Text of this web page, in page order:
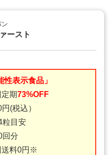
ースト
性表示食品」
期73%OFF
(税込）
粒目安
回分
送料0円※